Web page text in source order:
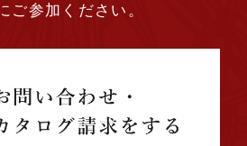
ご参加ください。